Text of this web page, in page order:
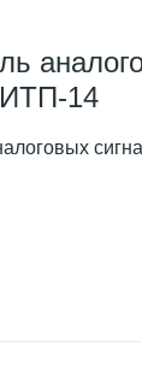
ИТП-14